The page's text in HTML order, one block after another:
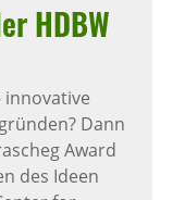
HDBW
Dann
Award
des Ideen